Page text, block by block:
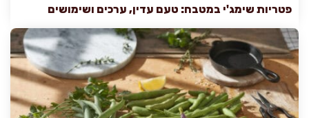
פטריות שימג'י במטבח: טעם עדין, ערכים ושימושים